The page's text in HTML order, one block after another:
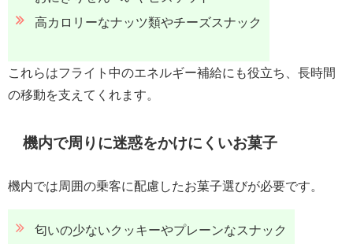
高カロリーなナッツ類やチーズスナック
これらはフライト中のエネルギー補給にも役立ち、長時間
の移動を支えてくれます。
機内で周りに迷惑をかけにくいお菓子
機内では周囲の乗客に配慮したお菓子選びが必要です。
匂いの少ないクッキーやプレーンなスナック